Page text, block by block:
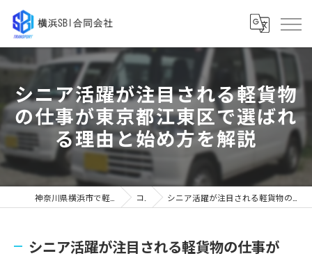
シニア活躍が注目される軽貨物
の仕事が東京都江東区で選ばれ
る理由と始め方を解説
コラム シニア活躍が注目される軽貨物の仕事が東京都江東区で選ばれる理由と始め方を解説
シニア活躍が注目される軽貨物の仕事が